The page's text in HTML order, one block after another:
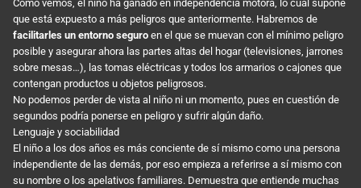
Como vemos, el niño ha ganado en independencia motora, lo cual supone
que está expuesto a más peligros que anteriormente. Habremos de
facilitarles un entorno seguro en el que se muevan con el mínimo peligro
posible y asegurar ahora las partes altas del hogar (televisiones, jarrones
sobre mesas…), las tomas eléctricas y todos los armarios o cajones que
contengan productos u objetos peligrosos.
No podemos perder de vista al niño ni un momento, pues en cuestión de
segundos podría ponerse en peligro y sufrir algún daño.
Lenguaje y sociabilidad
El niño a los dos años es más conciente de sí mismo como una persona
independiente de las demás, por eso empieza a referirse a sí mismo con
su nombre o los apelativos familiares. Demuestra que entiende muchas